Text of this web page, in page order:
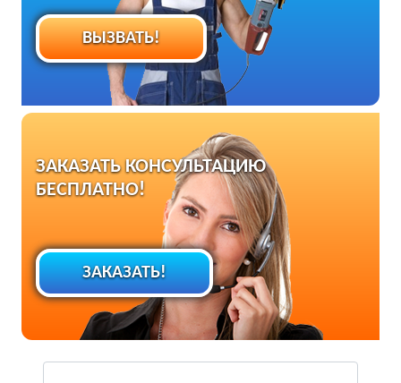
ВЫЗВАТЬ!
ЗАКАЗАТЬ КОНСУЛЬТАЦИЮ
БЕСПЛАТНО!
ЗАКАЗАТЬ!